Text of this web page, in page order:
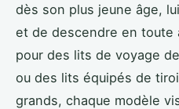
dès son plus jeune âge,
et de descendre en toute
pour des lits de voyage
ou des lits équipés de
grands, chaque modèle